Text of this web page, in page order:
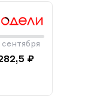
сентября
₽